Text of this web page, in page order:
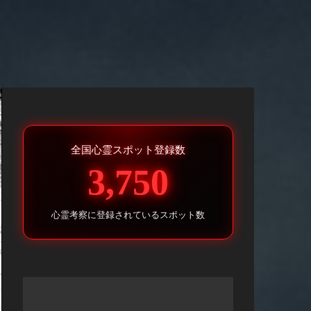
全国心霊スポット登録数
3,750
心霊考察に登録されているスポット数